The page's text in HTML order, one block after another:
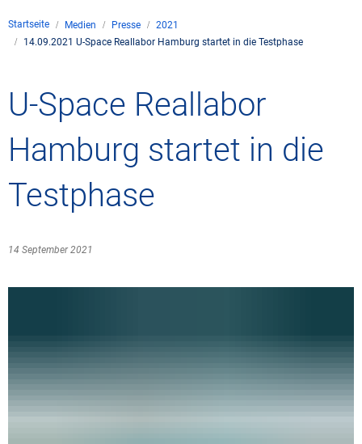
Standorte
Technik
Safety
Umwelt
Checkliste für
FAQ zum
Medien
Presse
Startseite Medien Presse
2021
14.09.2021 U-Space Reallabor Hamburg startet in die Testphase
U-Space Reallabor
Hamburg startet in die
Testphase
14 September 2021